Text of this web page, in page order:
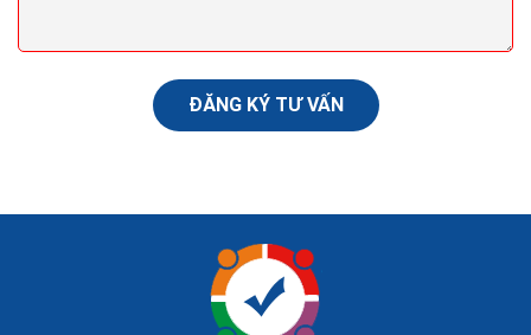
ĐĂNG KÝ TƯ VẤN